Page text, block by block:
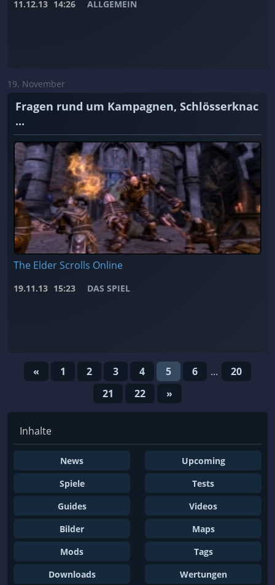
11.12.13 14:26 ALLGEMEIN
19. November
Fragen rund um Kampagnen, Schlösserknac
...
The Elder Scrolls Online
19.11.13 15:23 DAS SPIEL
« 1 2 3 4 5 6 ...
20
21
22 »
Inhalte
News
Upcoming
Spiele
Tests
Guides
Videos
Bilder
Maps
Mods
Tags
Downloads
Wertungen